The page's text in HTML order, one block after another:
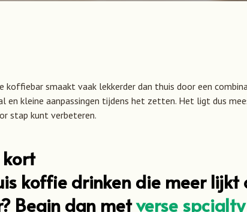
koffiebar smaakt vaak lekkerder dan thuis door een
en kleine aanpassingen tijdens het zetten. Het ligt dus
stap kunt verbeteren.
kort
koffie drinken die meer
Begin dan metverse